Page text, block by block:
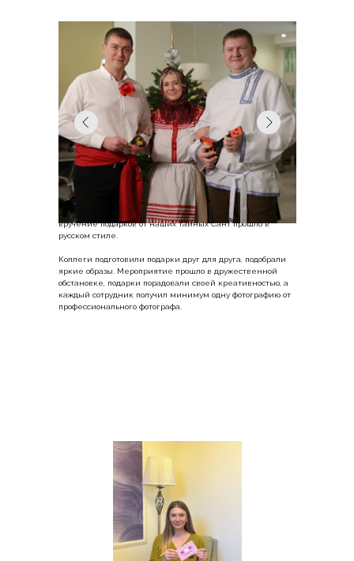
17 декабря 2024 года
Тайный Санта в офисе Экспортера
Девушки в кокошниках, мужчины с балалайками. Именно
так выглядел офис Экспортера 16 декабря. Традиционное
вручение подарков от наших тайных Сант прошло в
русском стиле.
Коллеги подготовили подарки друг для друга, подобрали
яркие образы. Мероприятие прошло в дружественной
обстановке, подарки порадовали своей креативностью, а
каждый сотрудник получил минимум одну фотографию от
профессионального фотографа.